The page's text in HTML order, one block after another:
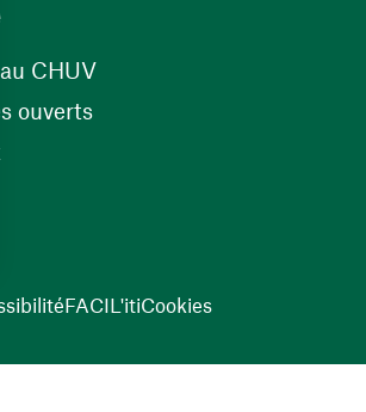
CHUV(ouvre une nouvelle fenêtre)
ouverts(ouvre une nouvelle fenêtre)
FACIL'itiCookies